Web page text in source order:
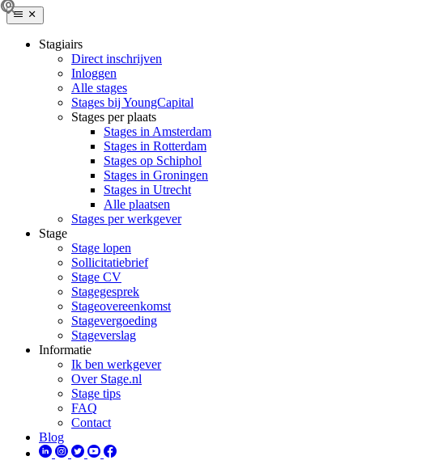
Stagiairs
Direct inschrijven
Inloggen
Alle stages
Stages bij YoungCapital
Stages per plaats
Stages in Amsterdam
Stages in Rotterdam
Stages op Schiphol
Stages in Groningen
Stages in Utrecht
Alle plaatsen
Stages per werkgever
Stage
Stage lopen
Sollicitatiebrief
Stage CV
Stagegesprek
Stageovereenkomst
Stagevergoeding
Stageverslag
Informatie
Ik ben werkgever
Over Stage.nl
Stage tips
FAQ
Contact
Blog